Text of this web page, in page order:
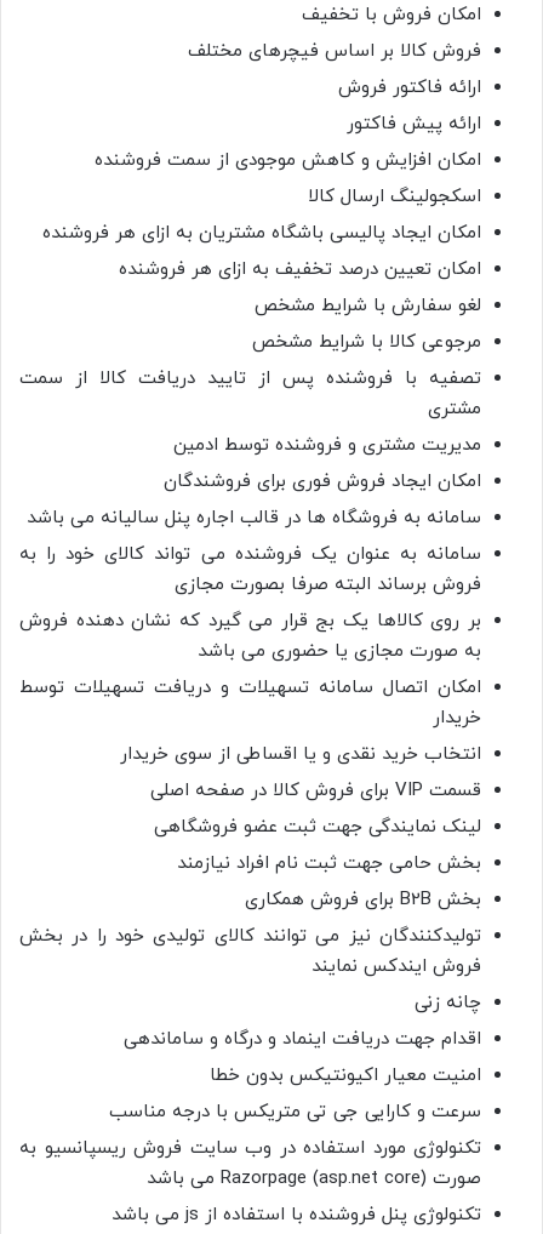
امکان فروش با تخفیف
فروش کالا بر اساس فیچرهای مختلف
ارائه فاکتور فروش
ارائه پیش فاکتور
امکان افزایش و کاهش موجودی از سمت فروشنده
اسکجولینگ ارسال کالا
امکان ایجاد پالیسی باشگاه مشتریان به ازای هر فروشنده
امکان تعیین درصد تخفیف به ازای هر فروشنده
لغو سفارش با شرایط مشخص
مرجوعی کالا با شرایط مشخص
تصفیه با فروشنده پس از تایید دریافت کالا از سمت
مشتری
مدیریت مشتری و فروشنده توسط ادمین
امکان ایجاد فروش فوری برای فروشندگان
سامانه به فروشگاه ها در قالب اجاره پنل سالیانه می باشد
سامانه به عنوان یک فروشنده می تواند کالای خود را به
فروش برساند البته صرفا بصورت مجازی
بر روی کالاها یک بج قرار می گیرد که نشان دهنده فروش
به صورت مجازی یا حضوری می باشد
امکان اتصال سامانه تسهیلات و دریافت تسهیلات توسط
خریدار
انتخاب خرید نقدی و یا اقساطی از سوی خریدار
قسمت VIP برای فروش کالا در صفحه اصلی
لینک نمایندگی جهت ثبت عضو فروشگاهی
بخش حامی جهت ثبت نام افراد نیازمند
بخش B2B برای فروش همکاری
تولیدکنندگان نیز می توانند کالای تولیدی خود را در بخش
فروش ایندکس نمایند
چانه زنی
اقدام جهت دریافت اینماد و درگاه و ساماندهی
امنیت معیار اکیونتیکس بدون خطا
سرعت و کارایی جی تی متریکس با درجه مناسب
تکنولوژی مورد استفاده در وب سایت فروش ریسپانسیو به
صورت Razorpage (asp.net core) می باشد
تکنولوژی پنل فروشنده با استفاده از js می باشد